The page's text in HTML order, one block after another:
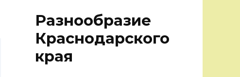
Разнообразие
Краснодарского
края